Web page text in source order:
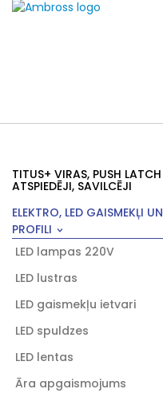
TITUS+ VIRAS, PUSH LATCH
ATSPIEDĒJI, SAVILCĒJI
ELEKTRO, LED GAISMEKĻI UN
PROFILI
LED lampas 220V
LED lustras
LED gaismekļu ietvari
LED spuldzes
LED lentas
Āra apgaismojums